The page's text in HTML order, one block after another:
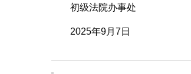
初级法院办事处
2025年9月7日